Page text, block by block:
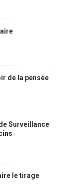
de la pensée
Surveillance
le tirage